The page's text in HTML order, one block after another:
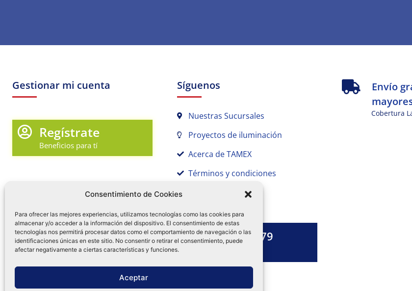
Consentimiento de Cookies
Para ofrecer las mejores experiencias, utilizamos tecnologías como las cookies para
almacenar y/o acceder a la información del dispositivo. El consentimiento de estas
tecnologías nos permitirá procesar datos como el comportamiento de navegación o las
identificaciones únicas en este sitio. No consentir o retirar el consentimiento, puede
afectar negativamente a ciertas características y funciones.
Aceptar
Gestionar mi cuenta
Regístrate
Beneficios para tí
Mi Cuenta en Tamex
Mis Favoritos
Síguenos
Nuestras Sucursales
Proyectos de iluminación
Acerca de TAMEX
Términos y condiciones
Aviso de Privacidad
55 1328 13 79
Facebook-
Instagram
Linkedin-
Envío
Cobertura